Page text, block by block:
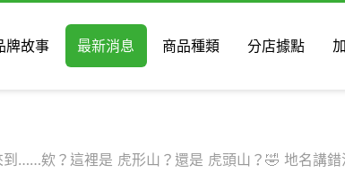
牌故事 最新消息 商品種類 分店據點
……欸？這裡是 虎形山？還是 虎頭山？🤣 地名講